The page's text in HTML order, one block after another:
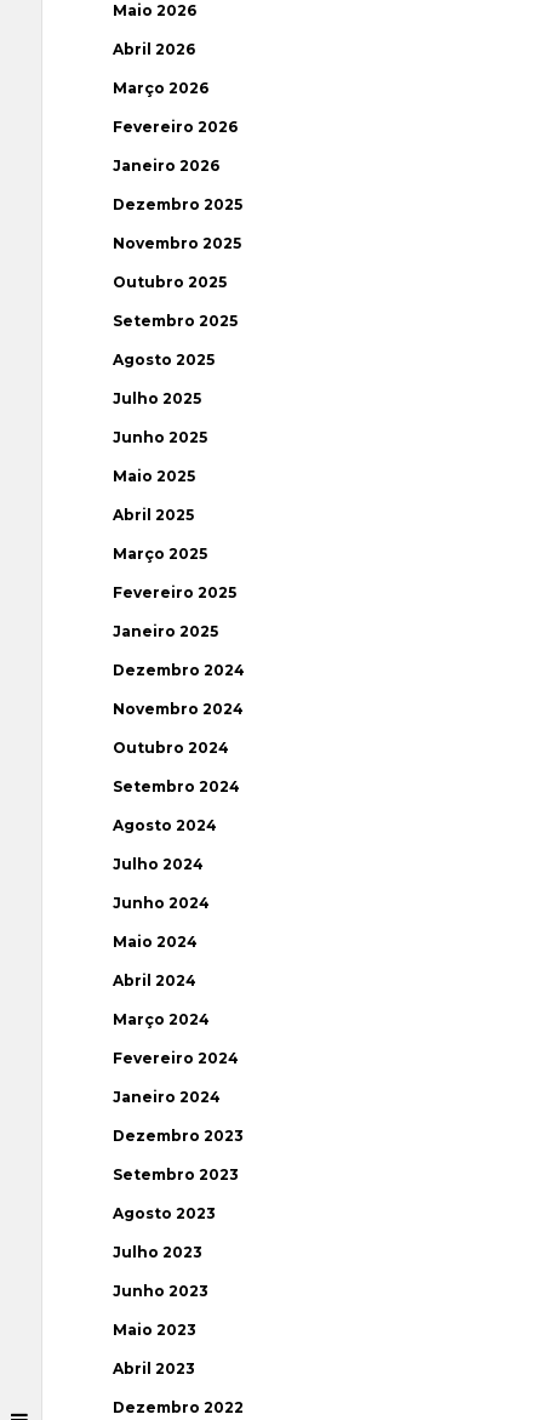
Maio 2026
Abril 2026
Março 2026
Fevereiro 2026
Janeiro 2026
Dezembro 2025
Novembro 2025
Outubro 2025
Setembro 2025
Agosto 2025
Julho 2025
Junho 2025
Maio 2025
Abril 2025
Março 2025
Fevereiro 2025
Janeiro 2025
Dezembro 2024
Novembro 2024
Outubro 2024
Setembro 2024
Agosto 2024
Julho 2024
Junho 2024
Maio 2024
Abril 2024
Março 2024
Fevereiro 2024
Janeiro 2024
Dezembro 2023
Setembro 2023
Agosto 2023
Julho 2023
Junho 2023
Maio 2023
Abril 2023
Dezembro 2022